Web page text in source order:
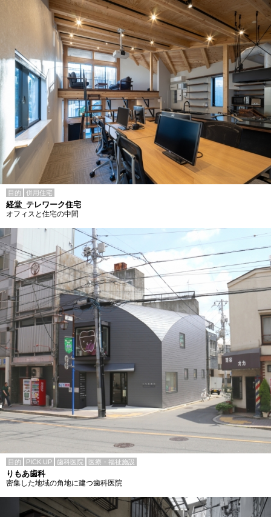
目的 併用住宅
経堂_テレワーク住宅
オフィスと住宅の中間
目的 PICK UP 歯科医院 医療・福祉施設
りもあ歯科
密集した地域の角地に建つ歯科医院